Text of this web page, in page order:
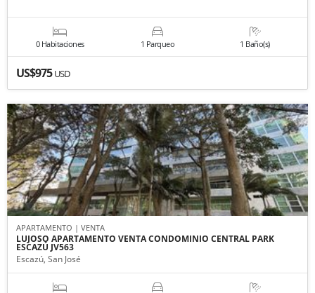
0 Habitaciones 1 Parqueo 1 Baño(s)
US$975USD
APARTAMENTO | VENTA
LUJOSO APARTAMENTO VENTA CONDOMINIO CENTRAL PARK
ESCAZÚ JV563
Escazú, San José